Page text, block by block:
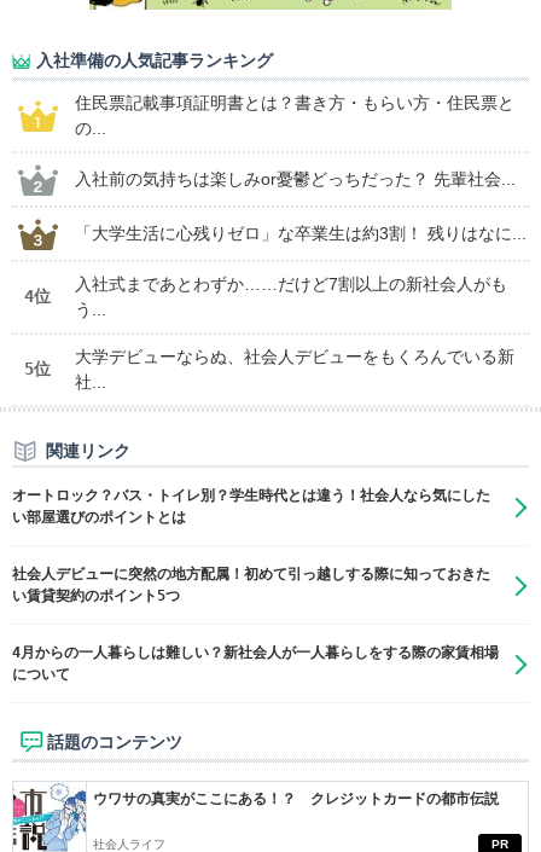
入社準備の人気記事ランキング
住民票記載事項証明書とは？書き方・もらい方・住民票と
の...
入社前の気持ちは楽しみor憂鬱どっちだった？ 先輩社会...
「大学生活に心残りゼロ」な卒業生は約3割！ 残りはなに...
4位
入社式まであとわずか……だけど7割以上の新社会人がも
う...
5位
大学デビューならぬ、社会人デビューをもくろんでいる新
社...
関連リンク
オートロック？バス・トイレ別？学生時代とは違う！社会人なら気にした
い部屋選びのポイントとは
社会人デビューに突然の地方配属！初めて引っ越しする際に知っておきた
い賃貸契約のポイント5つ
4月からの一人暮らしは難しい？新社会人が一人暮らしをする際の家賃相場
について
話題のコンテンツ
PR
ウワサの真実がここにある！？ クレジットカードの都市伝説
社会人ライフ